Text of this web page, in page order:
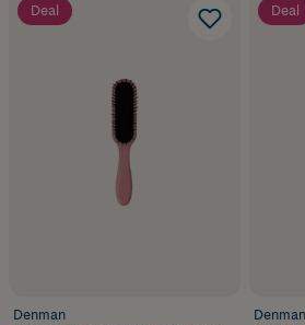
Deal
Denman
Deal
Denman